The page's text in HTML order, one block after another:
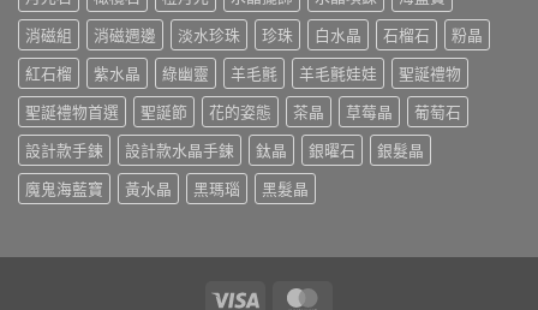
消磁組
消磁週邊 淡水珍珠 珍珠 白水晶 石榴石
粉晶
紅石榴
紫水晶 綠幽靈 羊毛氈 羊毛氈娃娃
聖誕禮物
聖誕禮物首選
聖誕節 花的姿態 茶晶 草莓晶
葡萄石
設計款手鍊
設計款水晶手鍊 鈦晶 銀曜石
銀髮晶
魔鬼海藍寶
黃水晶 黑瑪瑙 黑髮晶
Visa